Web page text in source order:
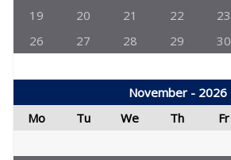
19
20 21 22 23
26
27 28 29 30
November - 2026
Mo
Tu We Th Fr